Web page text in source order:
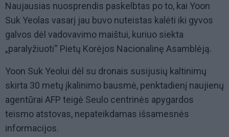
Naujausias nuosprendis paskelbtas po to, kai Yoon
Suk Yeolas vasarį jau buvo nuteistas kalėti iki gyvos
galvos dėl vadovavimo maištui, kuriuo siekta
„paralyžiuoti“ Pietų Korėjos Nacionalinę Asamblėją.
Yoon Suk Yeolui dėl su dronais susijusių kaltinimų
skirta 30 metų įkalinimo bausmė, penktadienį naujienų
agentūrai AFP teigė Seulo centrinės apygardos
teismo atstovas, nepateikdamas išsamesnės
informacijos.